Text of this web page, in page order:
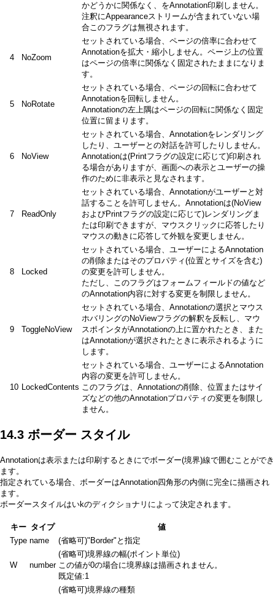
かどうかに関係なく、をAnnotation印刷しません。
注釈にAppearanceストリームが含まれていない場
合このフラグは無視されます。
4 NoZoom
セットされている場合、ページの倍率に合わせて
Annotationを拡大・縮小しません。ページ上の位置
はページの倍率に関係なく固定されたままになりま
す。
5 NoRotate
セットされている場合、ページの回転に合わせて
Annotationを回転しません。
Annotationの左上隅はページの回転に関係なく固定
位置に留まります。
6 NoView
セットされている場合、Annotationをレンダリング
したり、ユーザーとの対話を許可したりしません。
Annotationは(Printフラグの設定に応じて)印刷され
る場合がありますが、画面への表示とユーザーの操
作のために非表示と見なされます。
7 ReadOnly
セットされている場合、Annotationがユーザーと対
話することを許可しません。Annotationは(NoView
およびPrintフラグの設定に応じて)レンダリングま
たは印刷できますが、マウスクリックに応答したり
マウスの動きに応答して外観を変更しません。
8 Locked
セットされている場合、ユーザーによるAnnotation
の削除またはそのプロパティ(位置とサイズを含む)
の変更を許可しません。
ただし、このフラグはフォームフィールドの値など
のAnnotation内容に対する変更を制限しません。
9 ToggleNoView
セットされている場合、Annotationの選択とマウス
ホバリングのNoViewフラグの解釈を反転し、マウ
スポインタがAnnotationの上に置かれたとき、また
はAnnotationが選択されたときに表示されるように
します。
10 LockedContents
セットされている場合、ユーザーによるAnnotation
内容の変更を許可しません。
このフラグは、Annotationの削除、位置またはサイ
ズなどの他のAnnotationプロパティの変更を制限し
ません。
14.3 ボーダー スタイル
Annotationは表示または印刷するときにでボーダー(境界)線で囲むことができ
ます。
指定されている場合、ボーダーはAnnotation四角形の内側に完全に描画され
ます。
ボーダースタイルはいkのディクショナリによって決定されます。
キー タイプ
値
Type name (省略可)"Border"と指定
W number
(省略可)境界線の幅(ポイント単位)
この値が0の場合に境界線は描画されません。
既定値:1
(省略可)境界線の種類